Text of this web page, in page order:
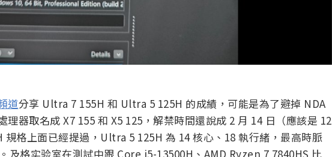
道分享 Ultra 7 155H 和 Ultra 5 125H 的成績，可能是為了避掉 NDA
理器取名成 X7 155 和 X5 125，解禁時間還說成 2 月 14 日（應該是 12
格上面已經提過，Ultra 5 125H 為 14 核心、18 執行緒，最高時脈
及格实验室在測試中跟 Core i5-13500H、AMD Ryzen 7 7840HS 比